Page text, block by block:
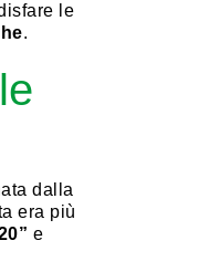
le
.
dalla
era più
e